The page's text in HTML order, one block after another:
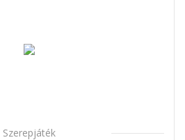
Szerepjáték